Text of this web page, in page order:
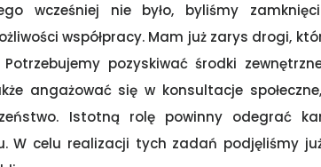
wcześniej nie było, byliśmy
współpracy. Mam już zarys drogi,
pozyskiwać środki
angażować się w konsultacje
Istotną rolę powinny odegrać
W celu realizacji tych zadań podjęliśmy